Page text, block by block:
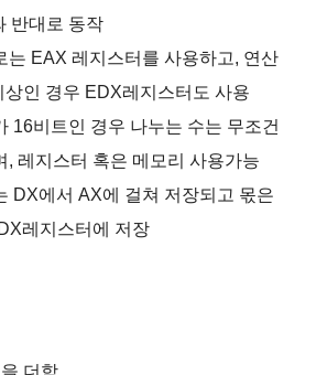
반대로 동작
는 EAX 레지스터를 사용하고, 연산
상인 경우 EDX레지스터도 사용
16비트인 경우 나누는 수는 무조건
, 레지스터 혹은 메모리 사용가능
DX에서 AX에 걸쳐 저장되고 몫은
DX레지스터에 저장
을 더함